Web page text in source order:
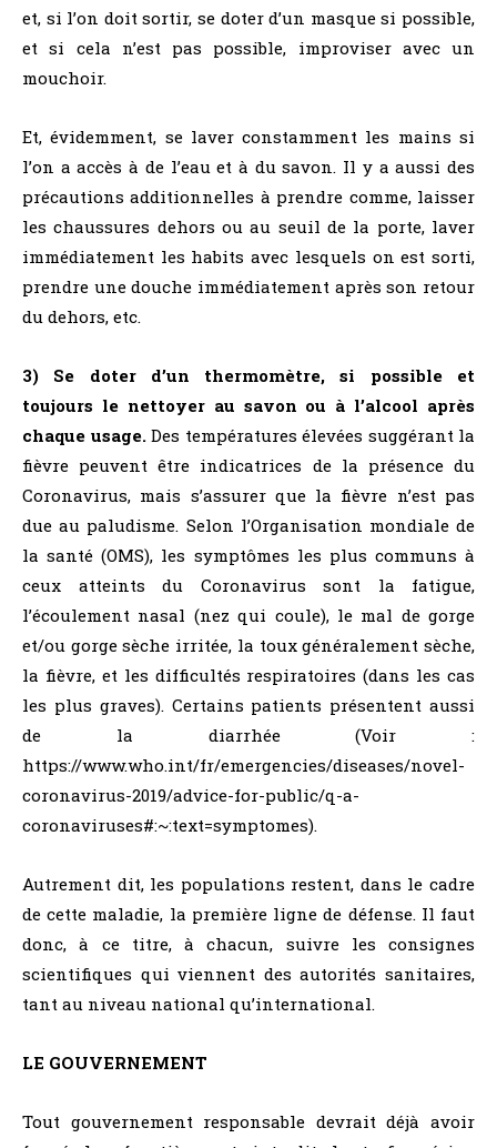
et, si l’on doit sortir, se doter d’un masque si possible,
et si cela n’est pas possible, improviser avec un
mouchoir.
Et, évidemment, se laver constamment les mains si
l’on a accès à de l’eau et à du savon. Il y a aussi des
précautions additionnelles à prendre comme, laisser
les chaussures dehors ou au seuil de la porte, laver
immédiatement les habits avec lesquels on est sorti,
prendre une douche immédiatement après son retour
du dehors, etc.
3) Se doter d’un thermomètre, si possible et
toujours le nettoyer au savon ou à l’alcool après
chaque usage. Des températures élevées suggérant la
fièvre peuvent être indicatrices de la présence du
Coronavirus, mais s’assurer que la fièvre n’est pas
due au paludisme. Selon l’Organisation mondiale de
la santé (OMS), les symptômes les plus communs à
ceux atteints du Coronavirus sont la fatigue,
l’écoulement nasal (nez qui coule), le mal de gorge
et/ou gorge sèche irritée, la toux généralement sèche,
la fièvre, et les difficultés respiratoires (dans les cas
les plus graves). Certains patients présentent aussi
de la diarrhée (Voir :
https://www.who.int/fr/emergencies/diseases/novel-
coronavirus-2019/advice-for-public/q-a-
coronaviruses#:~:text=symptomes).
Autrement dit, les populations restent, dans le cadre
de cette maladie, la première ligne de défense. Il faut
donc, à ce titre, à chacun, suivre les consignes
scientifiques qui viennent des autorités sanitaires,
tant au niveau national qu’international.
LE GOUVERNEMENT
Tout gouvernement responsable devrait déjà avoir